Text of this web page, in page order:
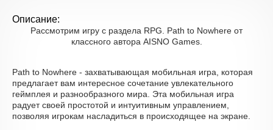
Описание:
Рассмотрим игру с раздела RPG. Path to Nowhere от
классного автора AISNO Games.
Path to Nowhere - захватывающая мобильная игра, которая
предлагает вам интересное сочетание увлекательного
геймплея и разнообразного мира. Эта мобильная игра
радует своей простотой и интуитивным управлением,
позволяя игрокам насладиться в происходящее на экране.